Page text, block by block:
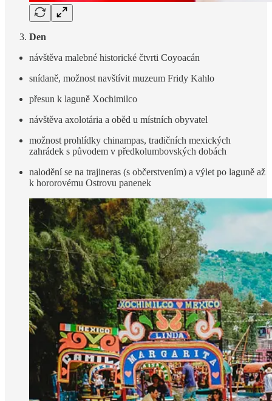
Den
návštěva malebné historické čtvrti Coyoacán
snídaně, možnost navštívit muzeum Fridy Kahlo
přesun k laguně Xochimilco
návštěva axolotária a oběd u místních obyvatel
možnost prohlídky chinampas, tradičních mexických
zahrádek s původem v předkolumbovských dobách
nalodění se na trajineras (s občerstvením) a výlet po laguně až
k hororovému Ostrovu panenek